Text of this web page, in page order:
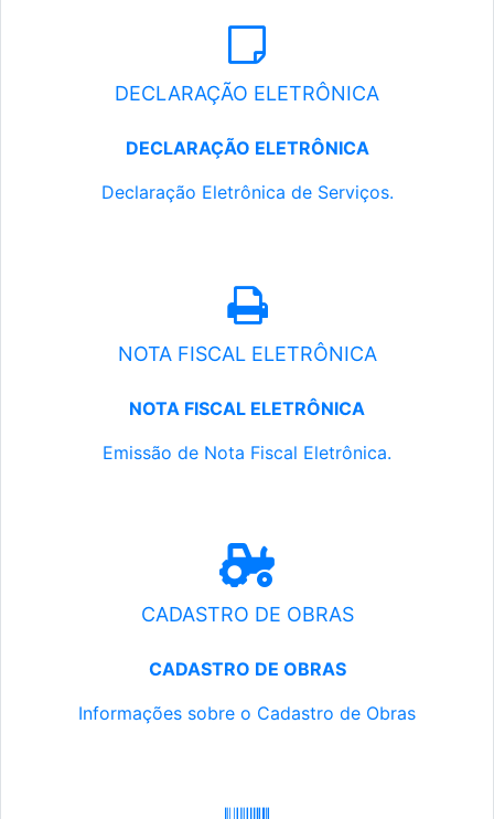
DECLARAÇÃO ELETRÔNICA
DECLARAÇÃO ELETRÔNICA
Declaração Eletrônica de Serviços.
NOTA FISCAL ELETRÔNICA
NOTA FISCAL ELETRÔNICA
Emissão de Nota Fiscal Eletrônica.
CADASTRO DE OBRAS
CADASTRO DE OBRAS
Informações sobre o Cadastro de Obras